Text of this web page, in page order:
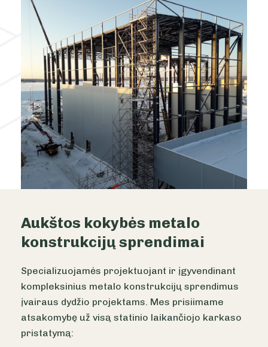
Aukštos kokybės metalo
konstrukcijų sprendimai
Specializuojamės projektuojant ir įgyvendinant
kompleksinius metalo konstrukcijų sprendimus
įvairaus dydžio projektams. Mes prisiimame
atsakomybę už visą statinio laikančiojo karkaso
pristatymą: